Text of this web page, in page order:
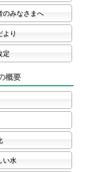
のみなさまへ
より
定
概要
い水